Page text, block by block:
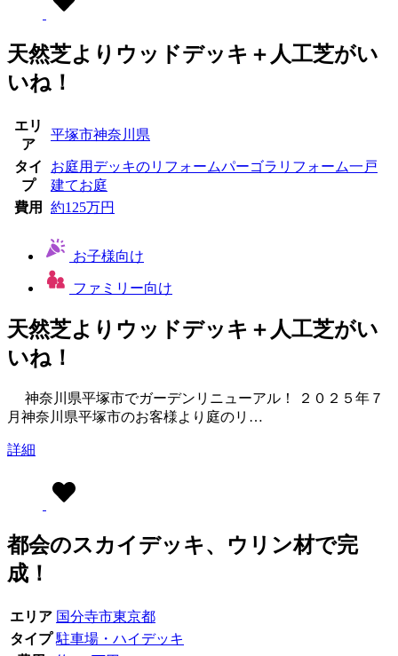
天然芝よりウッドデッキ＋人工芝がい
いね！
エリ
ア
平塚市神奈川県
タイ
プ
お庭用 デッキのリフォームパーゴラ リフォーム一戸
建てお庭
費用
約125万円
お子様向け
ファミリー向け
天然芝よりウッドデッキ＋人工芝がい
いね！
神奈川県平塚市でガーデンリニューアル！ ２０２５年７
月神奈川県平塚市のお客様より庭のリ…
詳細
都会のスカイデッキ、ウリン材で完
成！
エリア 国分寺市東京都
タイプ 駐車場・ハイデッキ